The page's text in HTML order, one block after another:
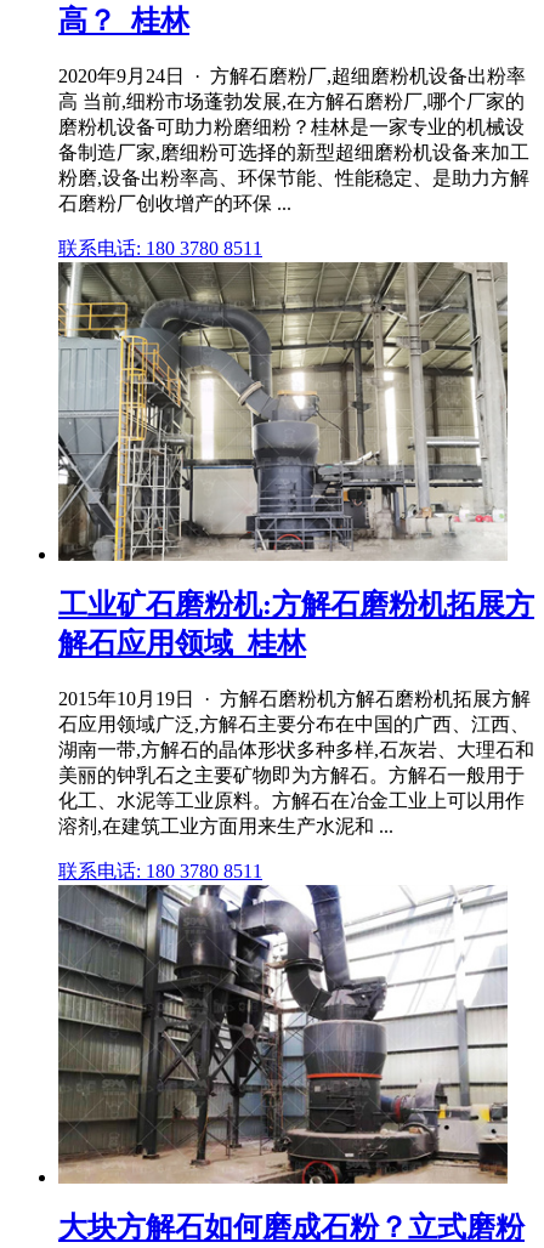
高？_桂林
2020年9月24日 · 方解石磨粉厂,超细磨粉机设备出粉率
高 当前,细粉市场蓬勃发展,在方解石磨粉厂,哪个厂家的
磨粉机设备可助力粉磨细粉？桂林是一家专业的机械设
备制造厂家,磨细粉可选择的新型超细磨粉机设备来加工
粉磨,设备出粉率高、环保节能、性能稳定、是助力方解
石磨粉厂创收增产的环保 ...
联系电话: 180 3780 8511
工业矿石磨粉机:方解石磨粉机拓展方
解石应用领域_桂林
2015年10月19日 · 方解石磨粉机方解石磨粉机拓展方解
石应用领域广泛,方解石主要分布在中国的广西、江西、
湖南一带,方解石的晶体形状多种多样,石灰岩、大理石和
美丽的钟乳石之主要矿物即为方解石。方解石一般用于
化工、水泥等工业原料。方解石在冶金工业上可以用作
溶剂,在建筑工业方面用来生产水泥和 ...
联系电话: 180 3780 8511
大块方解石如何磨成石粉？立式磨粉